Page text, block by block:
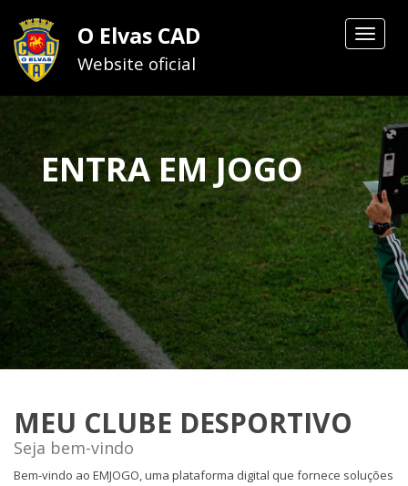
Toggle
O Elvas CAD
Website oficial
ENTRA EM JOGO
MEU CLUBE DESPORTIVO
Seja bem-vindo
Bem-vindo ao EMJOGO, uma plataforma digital que fornece soluções